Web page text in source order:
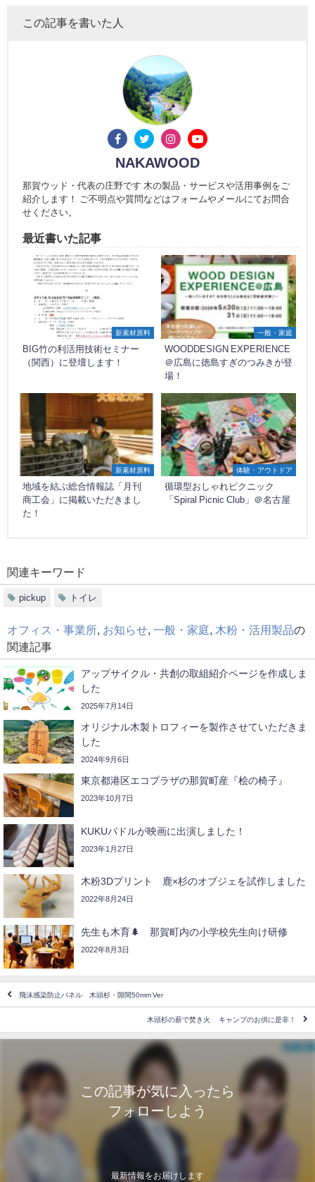
この記事を書いた人
NAKAWOOD
那賀ウッド・代表の庄野です 木の製品・サービスや活用事例をご
紹介します！ ご不明点や質問などはフォームやメールにてお問合
せください。
最近書いた記事
新素材原料
BIG竹の利活用技術セミナー
（関西）に登壇します！
一般・家庭
WOODDESIGN EXPERIENCE
＠広島に徳島すぎのつみきが登
場！
新素材原料
地域を結ぶ総合情報誌「月刊
商工会」に掲載いただきまし
た！
体験・アウトドア
循環型おしゃれピクニック
「Spiral Picnic Club」＠名古屋
関連キーワード
pickup トイレ
オフィス・事業所 お知らせ 一般・家庭 木粉・活用製品の
関連記事
アップサイクル・共創の取組紹介ページを作成しま
した
2025年7月14日
オリジナル木製トロフィーを製作させていただきま
した
2024年9月6日
東京都港区エコプラザの那賀町産『桧の椅子』
2023年10月7日
KUKUパドルが映画に出演しました！
2023年1月27日
木粉3Dプリント️ 鹿×杉のオブジェを試作しました
2022年8月24日
先生も木育🌲 那賀町内の小学校先生向け研修
2022年8月3日
飛沫感染防止パネル 木頭杉・隙間50mm Ver
木頭杉の薪で焚き火 キャンプのお供に是非！
この記事が気に入ったら
フォローしよう
最新情報をお届けします